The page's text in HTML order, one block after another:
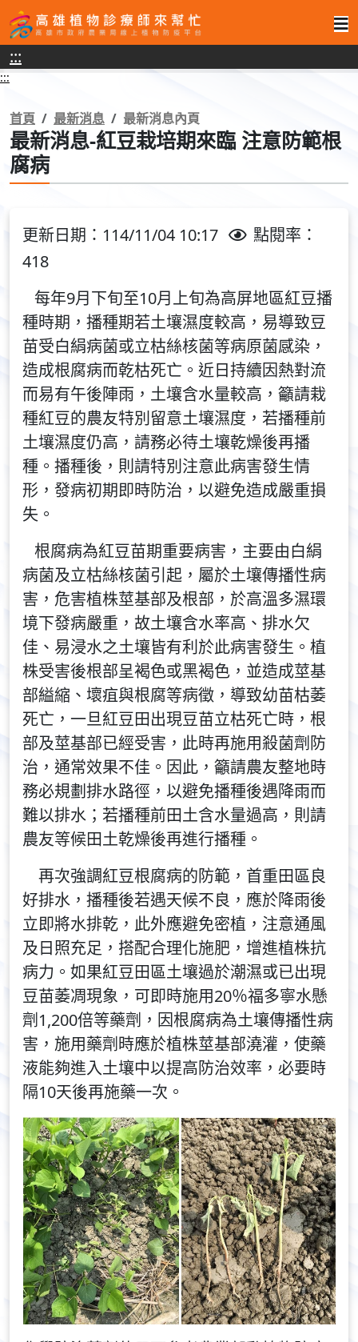
高
雄
植
物
診
療
來
幫
:::
:::
最新消息-紅豆栽培期來臨 注意防範根
腐病
首頁 最新消息 最新消息內頁
更新日期：114/11/04 10:17
點閱率：
418
每年9月下旬至10月上旬為高屏地區紅豆播
種時期，播種期若土壤濕度較高，易導致豆
苗受白絹病菌或立枯絲核菌等病原菌感染，
造成根腐病而乾枯死亡。近日持續因熱對流
而易有午後陣雨，土壤含水量較高，籲請栽
種紅豆的農友特別留意土壤濕度，若播種前
土壤濕度仍高，請務必待土壤乾燥後再播
種。播種後，則請特別注意此病害發生情
形，發病初期即時防治，以避免造成嚴重損
失。
根腐病為紅豆苗期重要病害，主要由白絹
病菌及立枯絲核菌引起，屬於土壤傳播性病
害，危害植株莖基部及根部，於高溫多濕環
境下發病嚴重，故土壤含水率高、排水欠
佳、易浸水之土壤皆有利於此病害發生。植
株受害後根部呈褐色或黑褐色，並造成莖基
部縊縮、壞疽與根腐等病徵，導致幼苗枯萎
死亡，一旦紅豆田出現豆苗立枯死亡時，根
部及莖基部已經受害，此時再施用殺菌劑防
治，通常效果不佳。因此，籲請農友整地時
務必規劃排水路徑，以避免播種後遇降雨而
難以排水；若播種前田土含水量過高，則請
農友等候田土乾燥後再進行播種。
再次強調紅豆根腐病的防範，首重田區良
好排水，播種後若遇天候不良，應於降雨後
立即將水排乾，此外應避免密植，注意通風
及日照充足，搭配合理化施肥，增進植株抗
病力。如果紅豆田區土壤過於潮濕或已出現
豆苗萎凋現象，可即時施用20％福多寧水懸
劑1,200倍等藥劑，因根腐病為土壤傳播性病
害，施用藥劑時應於植株莖基部澆灌，使藥
液能夠進入土壤中以提高防治效率，必要時
隔10天後再施藥一次。